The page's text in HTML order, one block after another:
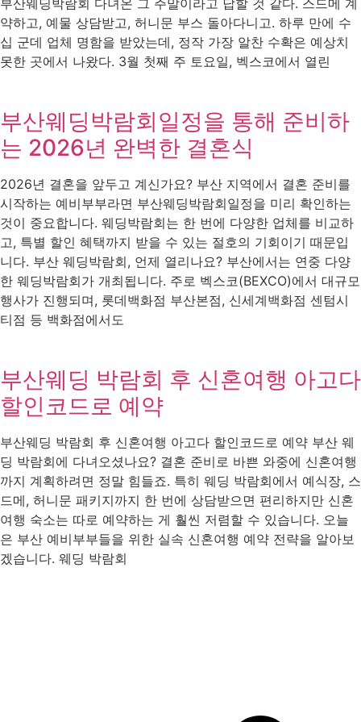
약하고, 예물 상담받고, 허니문 부스 돌아다니고. 하루 만에 수
십 군데 업체 명함을 받았는데, 정작 가장 알찬 수확은 예상치
못한 곳에서 나왔다. 3월 첫째 주 토요일, 벡스코에서 열린
부산웨딩박람회일정을 통해 준비하
는 2026년 완벽한 결혼식
2026년 결혼을 앞두고 계신가요? 부산 지역에서 결혼 준비를
시작하는 예비부부라면 부산웨딩박람회일정을 미리 확인하는
것이 중요합니다. 웨딩박람회는 한 번에 다양한 업체를 비교하
고, 특별 할인 혜택까지 받을 수 있는 절호의 기회이기 때문입
니다. 부산 웨딩박람회, 언제 열리나요? 부산에서는 연중 다양
한 웨딩박람회가 개최됩니다. 주로 벡스코(BEXCO)에서 대규모
행사가 진행되며, 롯데백화점 부산본점, 신세계백화점 센텀시
티점 등 백화점에서도
부산웨딩 박람회 후 신혼여행 아고다
할인코드로 예약
부산웨딩 박람회 후 신혼여행 아고다 할인코드로 예약 부산 웨
딩 박람회에 다녀오셨나요? 결혼 준비로 바쁜 와중에 신혼여행
까지 계획하려면 정말 힘들죠. 특히 웨딩 박람회에서 예식장, 스
드메, 허니문 패키지까지 한 번에 상담받으면 편리하지만 신혼
여행 숙소는 따로 예약하는 게 훨씬 저렴할 수 있습니다. 오늘
은 부산 예비부부들을 위한 실속 신혼여행 예약 전략을 알아보
겠습니다. 웨딩 박람회